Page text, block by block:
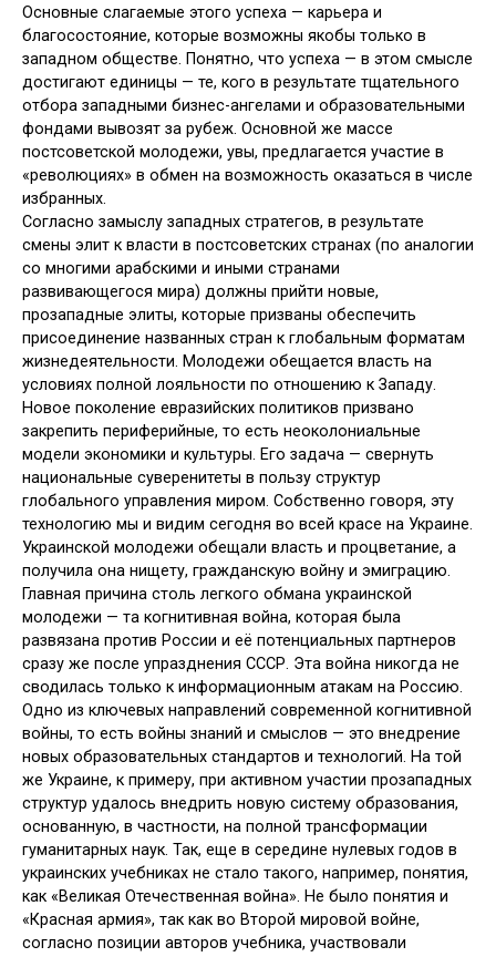
Основные слагаемые этого успеха — карьера и
благосостояние, которые возможны якобы только в
западном обществе. Понятно, что успеха — в этом смысле
достигают единицы — те, кого в результате тщательного
отбора западными бизнес-ангелами и образовательными
фондами вывозят за рубеж. Основной же массе
постсоветской молодежи, увы, предлагается участие в
«революциях» в обмен на возможность оказаться в числе
избранных.
Согласно замыслу западных стратегов, в результате
смены элит к власти в постсоветских странах (по аналогии
со многими арабскими и иными странами
развивающегося мира) должны прийти новые,
прозападные элиты, которые призваны обеспечить
присоединение названных стран к глобальным форматам
жизнедеятельности. Молодежи обещается власть на
условиях полной лояльности по отношению к Западу.
Новое поколение евразийских политиков призвано
закрепить периферийные, то есть неоколониальные
модели экономики и культуры. Его задача — свернуть
национальные суверенитеты в пользу структур
глобального управления миром. Собственно говоря, эту
технологию мы и видим сегодня во всей красе на Украине.
Украинской молодежи обещали власть и процветание, а
получила она нищету, гражданскую войну и эмиграцию.
Главная причина столь легкого обмана украинской
молодежи — та когнитивная война, которая была
развязана против России и её потенциальных партнеров
сразу же после упразднения СССР. Эта война никогда не
сводилась только к информационным атакам на Россию.
Одно из ключевых направлений современной когнитивной
войны, то есть войны знаний и смыслов — это внедрение
новых образовательных стандартов и технологий. На той
же Украине, к примеру, при активном участии прозападных
структур удалось внедрить новую систему образования,
основанную, в частности, на полной трансформации
гуманитарных наук. Так, еще в середине нулевых годов в
украинских учебниках не стало такого, например, понятия,
как «Великая Отечественная война». Не было понятия и
«Красная армия», так как во Второй мировой войне,
согласно позиции авторов учебника, участвовали